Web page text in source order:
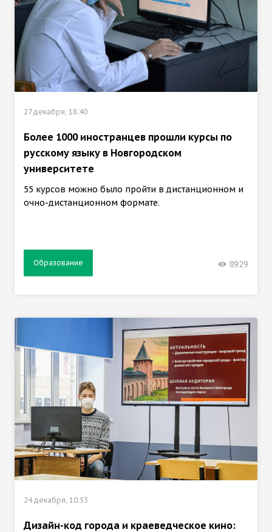
27 декабря, 18:40
Более 1000 иностранцев прошли курсы по
русскому языку в Новгородском
университете
55 курсов можно было пройти в дистанционном и
очно-дистанционном формате.
Образование 8929
24 декабря, 10:53
Дизайн-код города и краеведческое кино: